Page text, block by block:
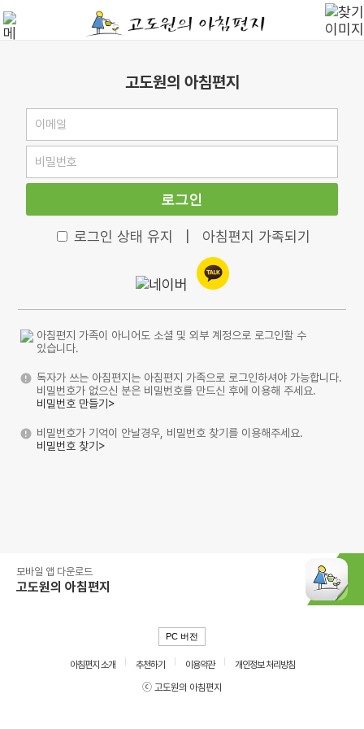
고도원의 아침편지
로그인
로그인 상태 유지 아침편지 가족되기
아침편지 가족이 아니어도 소셜 및 외부 계정으로 로그인할 수
있습니다.
독자가 쓰는 아침편지는 아침편지 가족으로 로그인하셔야 가능합니다.
비밀번호가 없으신 분은 비밀번호를 만드신 후에 이용해 주세요.
비밀번호 만들기>
비밀번호가 기억이 안날경우, 비밀번호 찾기를 이용해주세요.
비밀번호 찾기>
모바일 앱 다운로드
고도원의 아침편지
PC 버전
아침편지 소개 추천하기 이용약관
개인정보 처리방침
ⓒ 고도원의 아침편지